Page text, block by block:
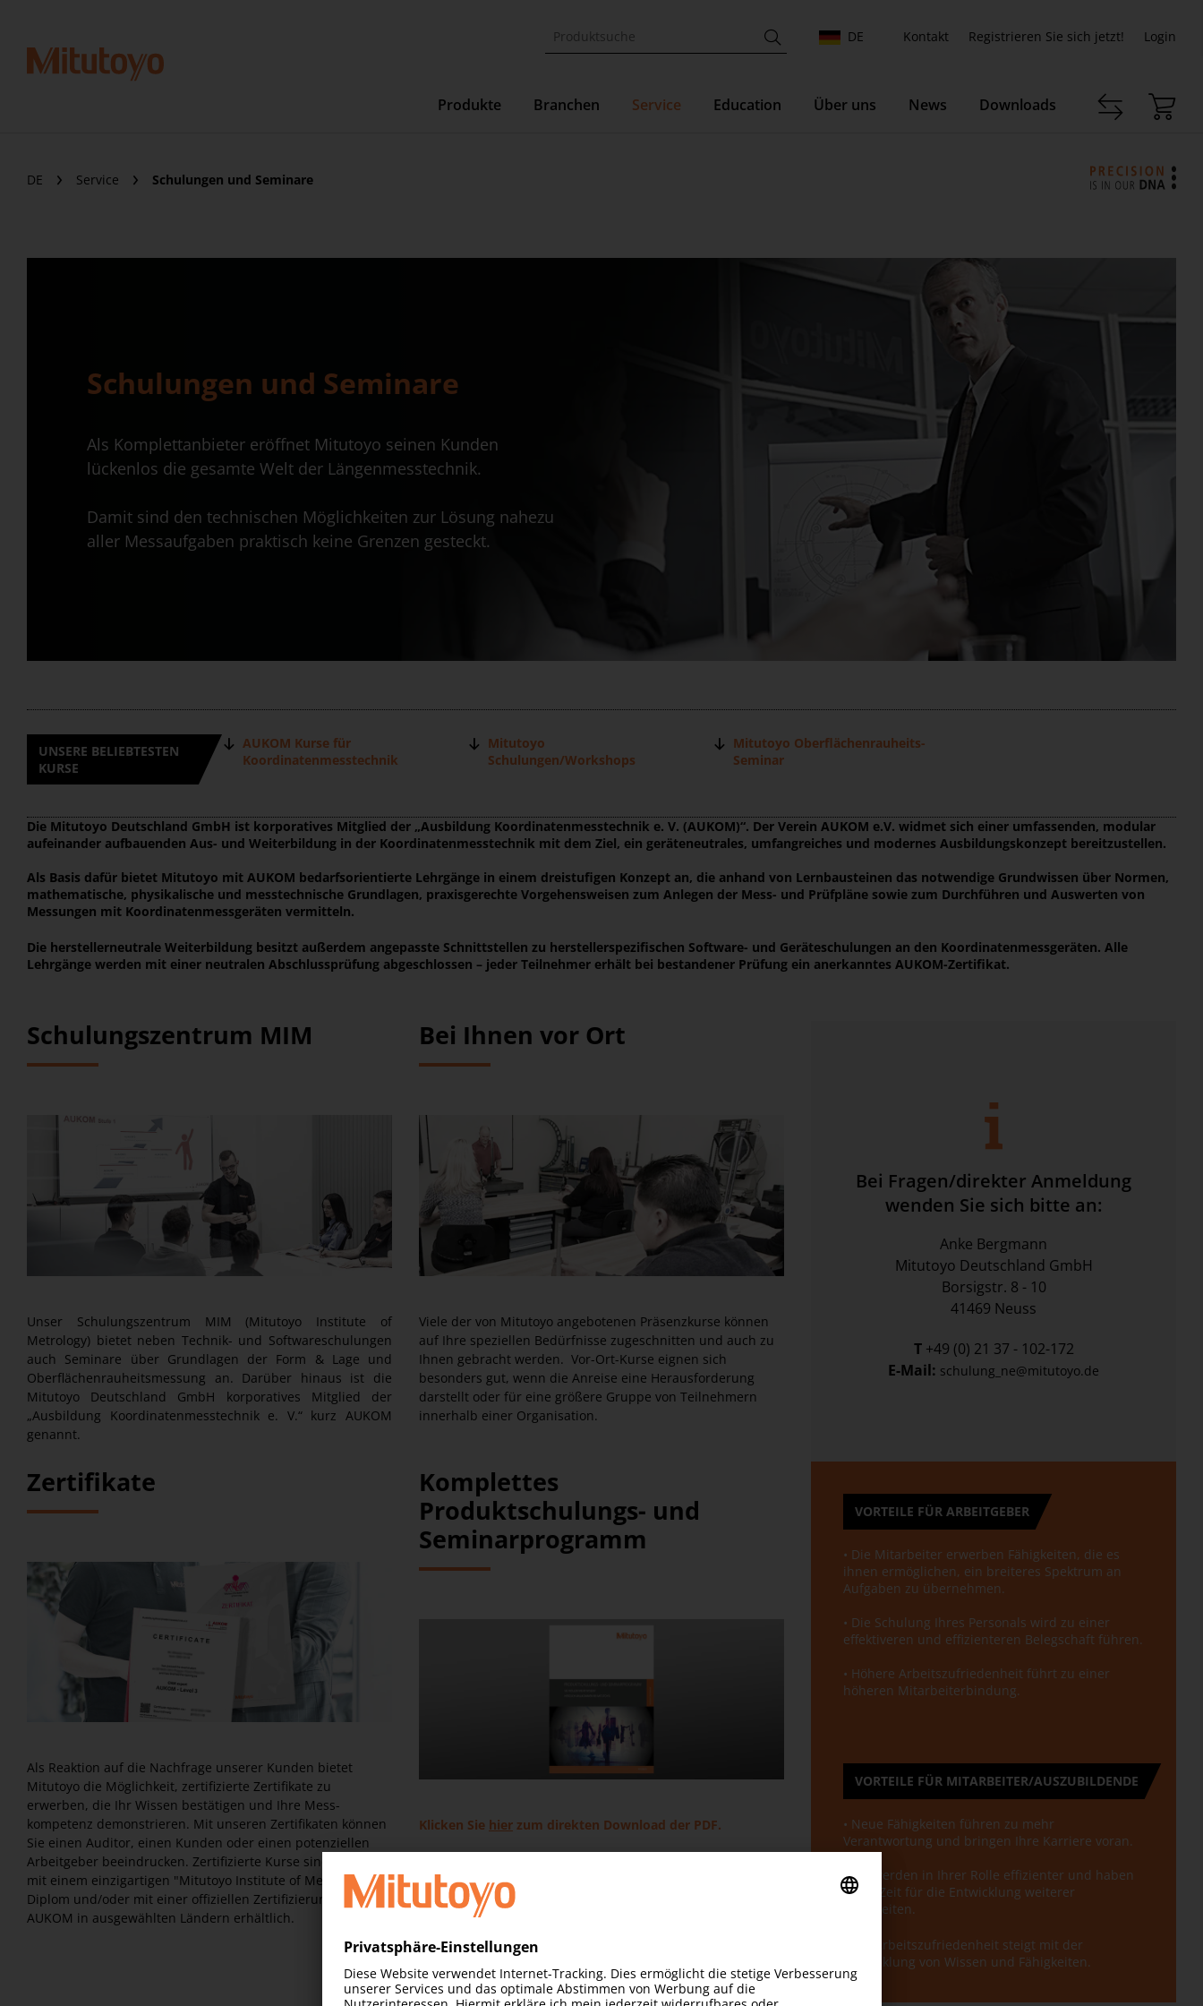
DE Kontakt Registrieren Sie sich jetzt! Login
Produkte Branchen Service Education Über uns News Downloads
DE Service Schulungen und Seminare
Schulungen und Seminare
Als Komplettanbieter eröffnet Mitutoyo seinen Kunden
lückenlos die gesamte Welt der Längenmesstechnik.
Damit sind den technischen Möglichkeiten zur Lösung nahezu
aller Messaufgaben praktisch keine Grenzen gesteckt.
UNSERE BELIEBTESTEN
KURSE
AUKOM Kurse für
Koordinatenmesstechnik
Mitutoyo
Schulungen/Workshops
Mitutoyo Oberflächenrauheits-
Seminar
Die Mitutoyo Deutschland GmbH ist korporatives Mitglied der „Ausbildung Koordinatenmesstechnik e. V. (AUKOM)“. Der Verein AUKOM e.V. widmet sich einer umfassenden, modular
aufeinander aufbauenden Aus- und Weiterbildung in der Koordinatenmesstechnik mit dem Ziel, ein geräteneutrales, umfangreiches und modernes Ausbildungskonzept bereitzustellen.
Als Basis dafür bietet Mitutoyo mit AUKOM bedarfsorientierte Lehrgänge in einem dreistufigen Konzept an, die anhand von Lernbausteinen das notwendige Grundwissen über Normen,
mathematische, physikalische und messtechnische Grundlagen, praxisgerechte Vorgehensweisen zum Anlegen der Mess- und Prüfpläne sowie zum Durchführen und Auswerten von
Messungen mit Koordinatenmessgeräten vermitteln.
Die herstellerneutrale Weiterbildung besitzt außerdem angepasste Schnittstellen zu herstellerspezifischen Software- und Geräteschulungen an den Koordinatenmessgeräten. Alle
Lehrgänge werden mit einer neutralen Abschlussprüfung abgeschlossen – jeder Teilnehmer erhält bei bestandener Prüfung ein anerkanntes AUKOM-Zertifikat.
Schulungszentrum MIM
Unser Schulungszentrum MIM (Mitutoyo Institute of
Metrology) bietet neben Technik- und Softwareschulungen
auch Seminare über Grundlagen der Form & Lage und
Oberflächenrauheitsmessung an. Darüber hinaus ist die
Mitutoyo Deutschland GmbH korporatives Mitglied der
„Ausbildung Koordinatenmesstechnik e. V.“ kurz AUKOM
genannt.
Zertifikate
Als Reaktion auf die Nachfrage unserer Kunden bietet
Mitutoyo die Möglichkeit, zertifizierte Zertifikate zu
erwerben, die Ihr Wissen bestätigen und Ihre Mess-
kompetenz demonstrieren. Mit unseren Zertifikaten können
Sie einen Auditor, einen Kunden oder einen potenziellen
Arbeitgeber beeindrucken. Zertifizierte Kurse sind entweder
mit einem einzigartigen "Mitutoyo Institute of Metrology"-
Diplom und/oder mit einer offiziellen Zertifizierung durch
AUKOM in ausgewählten Ländern erhältlich.
Bei Ihnen vor Ort
Viele der von Mitutoyo angebotenen Präsenzkurse können
auf Ihre speziellen Bedürfnisse zugeschnitten und auch zu
Ihnen gebracht werden. Vor-Ort-Kurse eignen sich
besonders gut, wenn die Anreise eine Herausforderung
darstellt oder für eine größere Gruppe von Teilnehmern
innerhalb einer Organisation.
Komplettes
Produktschulungs- und
Seminarprogramm
Klicken Sie hier zum direkten Download der PDF.
Mitarbeiterinnen und Mitarbeitern von Mitutoyo. Mit einer
Erfahrung aus über acht Jahrzehnten zählt Mitutoyo
gleichermaßen zu den Pionieren wie zu den Schrittmachern
der Präzisionsmesstechnik in aller Welt.
Hiergelangen Sie zu den Kontaktdaten unserer
Niederlassungen
Bei Fragen/direkter Anmeldung
wenden Sie sich bitte an:
Anke Bergmann
Mitutoyo Deutschland GmbH
Borsigstr. 8 - 10
41469 Neuss
T+49 (0) 21 37 - 102-172
E-Mail: schulung_ne@mitutoyo.de
VORTEILE FÜR ARBEITGEBER
• Die Mitarbeiter erwerben Fähigkeiten, die es
ihnen ermöglichen, ein breiteres Spektrum an
Aufgaben zu übernehmen.
• Die Schulung Ihres Personals wird zu einer
effektiveren und effizienteren Belegschaft führen.
• Höhere Arbeitszufriedenheit führt zu einer
höheren Mitarbeiterbindung.
VORTEILE FÜR MITARBEITER/AUSZUBILDENDE
• Neue Fähigkeiten führen zu mehr
Verantwortung und bringen Ihre Karriere voran.
• Sie werden in Ihrer Rolle effizienter und haben
mehr Zeit für die Entwicklung weiterer
Fähigkeiten.
• Die Arbeitszufriedenheit steigt mit der
Entwicklung von Wissen und Fähigkeiten.